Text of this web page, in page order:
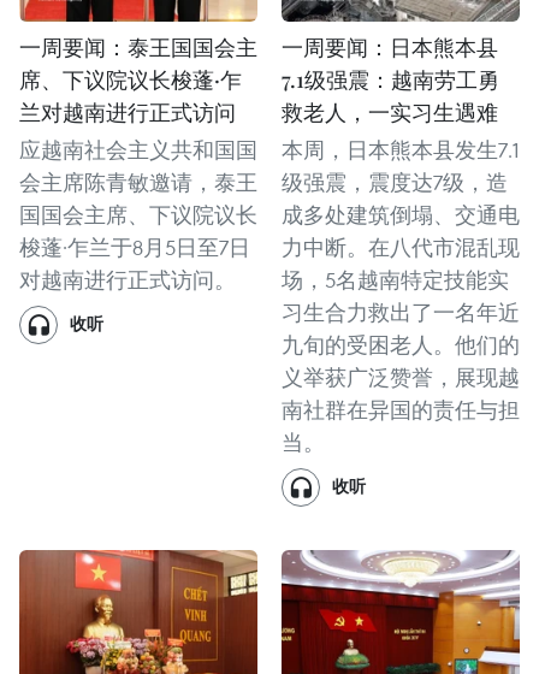
一周要闻：泰王国国会主
席、下议院议长梭蓬·乍
兰对越南进行正式访问
应越南社会主义共和国国
会主席陈青敏邀请，泰王
国国会主席、下议院议长
梭蓬·乍兰于8月5日至7日
对越南进行正式访问。
收听
一周要闻：日本熊本县
7.1级强震：越南劳工勇
救老人，一实习生遇难
本周，日本熊本县发生7.1
级强震，震度达7级，造
成多处建筑倒塌、交通电
力中断。在八代市混乱现
场，5名越南特定技能实
习生合力救出了一名年近
九旬的受困老人。他们的
义举获广泛赞誉，展现越
南社群在异国的责任与担
当。
收听